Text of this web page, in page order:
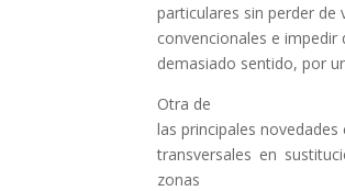
particulares sin perder
convencionales e
demasiado sentido, por
Otra de
las principales
transversales en
zonas